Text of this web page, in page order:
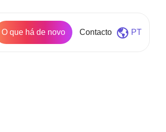
O que há de novo Contacto PT